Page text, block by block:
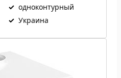
✓ одноконтурный
✓ Украина